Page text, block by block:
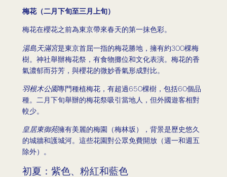
梅花（二月下旬至三月上旬）
梅花在櫻花之前為東京帶來春天的第一抹色彩。
湯島天滿宮是東京首屈一指的梅花勝地，擁有約300棵梅
樹。神社舉辦梅花祭，有食物攤位和文化表演。梅花的香
氣濃郁而芬芳，與櫻花的微妙香氣形成對比。
羽根木公園專門種植梅花，有超過650棵樹，包括60個品
種。二月下旬舉辦的梅花祭吸引當地人，但外國遊客相對
較少。
皇居東御苑擁有美麗的梅園（梅林坂），背景是歷史悠久
的城牆和護城河。這些花園對公眾免費開放（週一和週五
除外）。
初夏：紫色、粉紅和藍色